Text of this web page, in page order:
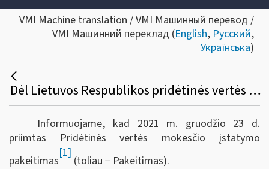
VMI Machine translation / VMI Машинный перевод /
VMI Машинний переклад (English, Русский,
Українська)
Dėl Lietuvos Respublikos pridėtinės vertės mokesčio įstatymo 36 ir 47 straipsnių pakeitimo ir papildymo
Informuojame, kad 2021 m. gruodžio 23 d.
priimtas Pridėtinės vertės mokesčio įstatymo
pakeitimas
[1]
(toliau − Pakeitimas).